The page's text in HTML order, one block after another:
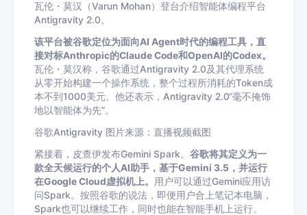
瓦伦・莫汉（Varun Mohan）登台介绍智能体编程平台
Antigravity 2.0。
该平台被谷歌定位为面向AI Agent时代的编程工具，直
接对标Anthropic的Claude Code和OpenAI的Codex。
瓦伦・莫汉称，谷歌通过Antigravity 2.0及其代理系统
从零开始构建一个操作系统，整个过程所消耗的Token成
本不到1000美元。他还表示，Antigravity 2.0“毫不掩饰
地以智能体为先”。
谷歌Antigravity 图片来源：直播视频截图
紧接着，皮查伊发布Gemini Spark。 谷歌将其定义为一
款全天候运行的个人AI助手，基于Gemini 3.5，并运行
在Google Cloud虚拟机上。
用户可以通过Gemini应用访
问Spark。按照谷歌的说法，即便用户合上笔记本电脑，
Spark也可以继续工作，同时也能在智能手机上运行。